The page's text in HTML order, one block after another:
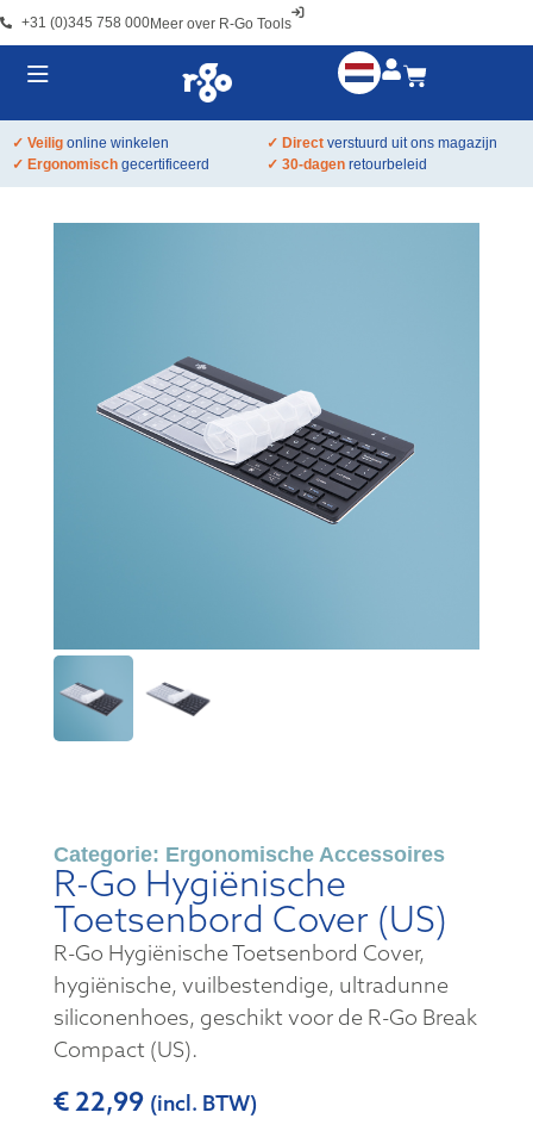
+31 (0)345 758 000Meer over R-Go Tools
✓ Veilig online winkelen ✓ Direct verstuurd uit ons magazijn
✓ Ergonomisch gecertificeerd ✓ 30-dagen retourbeleid
Categorie: Ergonomische Accessoires
R-Go Hygiënische
Toetsenbord Cover (US)
R-Go Hygiënische Toetsenbord Cover,
hygiënische, vuilbestendige, ultradunne
siliconenhoes, geschikt voor de R-Go Break
Compact (US).
€22,99 (incl. BTW)